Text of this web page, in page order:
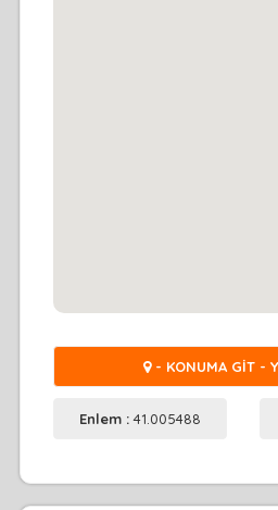
- KONUMA GİT -
Enlem :41.005488